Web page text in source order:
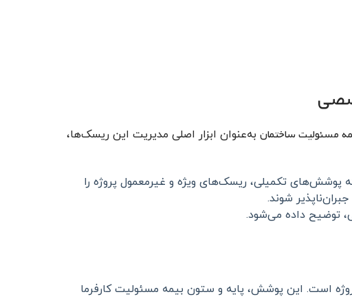
مسئولیت ساختمان به‌عنوان ابزار اصلی مدیریت این ریسک‌ها،
پوشش‌های تکمیلی، ریسک‌های ویژه و غیرمعمول پروژه را
شوند.
توضیح داده می‌شود.
است. این پوشش، پایه و ستون بیمه مسئولیت کارفرما